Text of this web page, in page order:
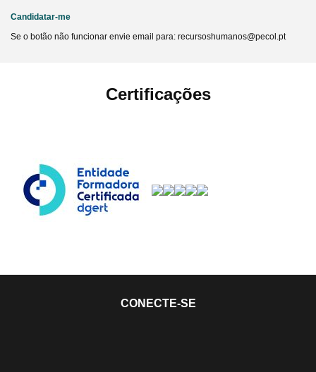
Candidatar-me
Se o botão não funcionar envie email para: recursoshumanos@pecol.pt
Certificações
CONECTE-SE